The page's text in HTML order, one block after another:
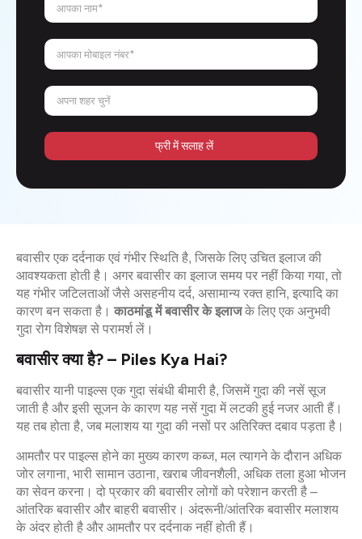
आपका नाम*
आपका मोबाइल नंबर*
अपना शहर चुनें
फ्री में सलाह लें
बवासीर एक दर्दनाक एवं गंभीर स्थिति है, जिसके लिए उचित इलाज की
आवश्यकता होती है। अगर बवासीर का इलाज समय पर नहीं किया गया, तो
यह गंभीर जटिलताओं जैसे असहनीय दर्द, असामान्य रक्त हानि, इत्यादि का
कारण बन सकता है। काठमांडू में बवासीर के इलाजके लिए एक अनुभवी
गुदा रोग विशेषज्ञ से परामर्श लें।
बवासीर क्या है? – Piles Kya Hai?
बवासीर यानी पाइल्स एक गुदा संबंधी बीमारी है, जिसमें गुदा की नसें सूज
जाती है और इसी सूजन के कारण यह नसें गुदा में लटकी हुई नजर आती हैं।
यह तब होता है, जब मलाशय या गुदा की नसों पर अतिरिक्त दबाव पड़ता है।
आमतौर पर पाइल्स होने का मुख्य कारण कब्ज, मल त्यागने के दौरान अधिक
जोर लगाना, भारी सामान उठाना, खराब जीवनशैली, अधिक तला हुआ भोजन
का सेवन करना। दो प्रकार की बवासीर लोगों को परेशान करती है –
आंतरिक बवासीर और बाहरी बवासीर। अंदरूनी/आंतरिक बवासीर मलाशय
के अंदर होती है और आमतौर पर दर्दनाक नहीं होती हैं।